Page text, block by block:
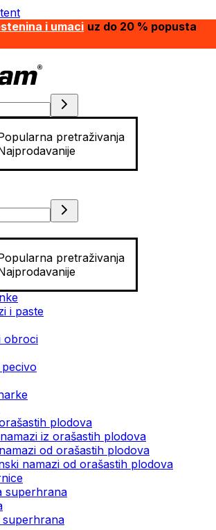
i umaci uz do 20 % popusta
pretraživanja
pretraživanja
plodovi
i paste
obroci
plodova
iz orašastih plodova
od orašastih plodova
namazi od orašastih plodova
superhrana
superhrana